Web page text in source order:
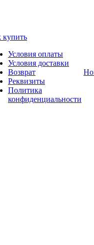
купить
Условия оплаты
Условия доставки
Возврат
Реквизиты
Политика
конфиденциальности